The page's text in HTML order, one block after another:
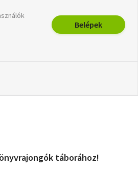
Belépek
táborához!